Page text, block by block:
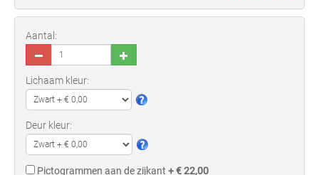
Aantal:
Lichaam kleur:
Deur kleur:
Pictogrammen aan de zijkant + € 22,00